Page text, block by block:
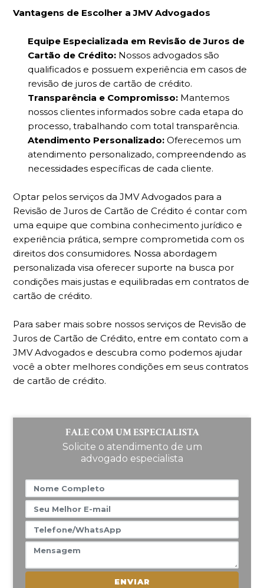
Vantagens de Escolher a JMV Advogados
Equipe Especializada em Revisão de Juros de
Cartão de Crédito:Nossos advogados são
qualificados e possuem experiência em casos de
revisão de juros de cartão de crédito.
Transparência e Compromisso:Mantemos
nossos clientes informados sobre cada etapa do
processo, trabalhando com total transparência.
Atendimento Personalizado: Oferecemos um
atendimento personalizado, compreendendo as
necessidades específicas de cada cliente.
Optar pelos serviços da JMV Advogados para a
Revisão de Juros de Cartão de Crédito é contar com
uma equipe que combina conhecimento jurídico e
experiência prática, sempre comprometida com os
direitos dos consumidores. Nossa abordagem
personalizada visa oferecer suporte na busca por
condições mais justas e equilibradas em contratos de
cartão de crédito.
Para saber mais sobre nossos serviços de Revisão de
Juros de Cartão de Crédito, entre em contato com a
JMV Advogados e descubra como podemos ajudar
você a obter melhores condições em seus contratos
de cartão de crédito.
FALE COM UM ESPECIALISTA
Solicite o atendimento de um
advogado especialista
ENVIAR